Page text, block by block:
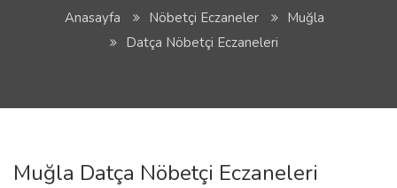
Anasayfa Nöbetçi Eczaneler
Muğla
Datça Nöbetçi Eczaneleri
Muğla Datça Nöbetçi Eczaneleri